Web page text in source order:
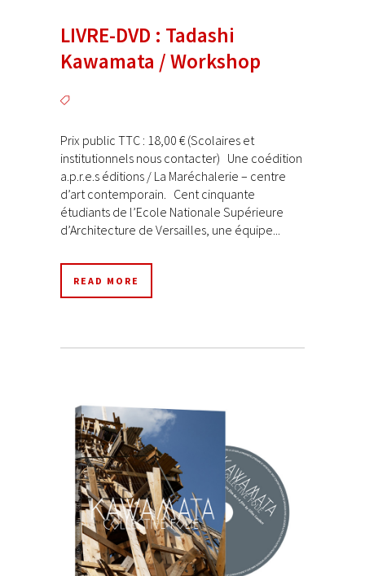
LIVRE-DVD : Tadashi
Kawamata / Workshop
Prix public TTC : 18,00 € (Scolaires et
institutionnels nous contacter) Une coédition
a.p.r.e.s éditions / La Maréchalerie – centre
d’art contemporain. Cent cinquante
étudiants de l’Ecole Nationale Supérieure
d’Architecture de Versailles, une équipe...
READ MORE